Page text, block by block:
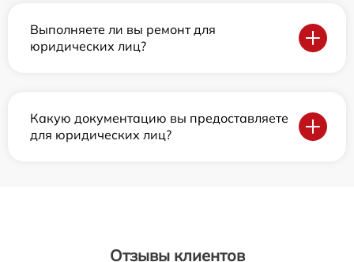
Выполняете ли вы ремонт для
юридических лиц?
Какую документацию вы предоставляете
для юридических лиц?
Отзывы клиентов